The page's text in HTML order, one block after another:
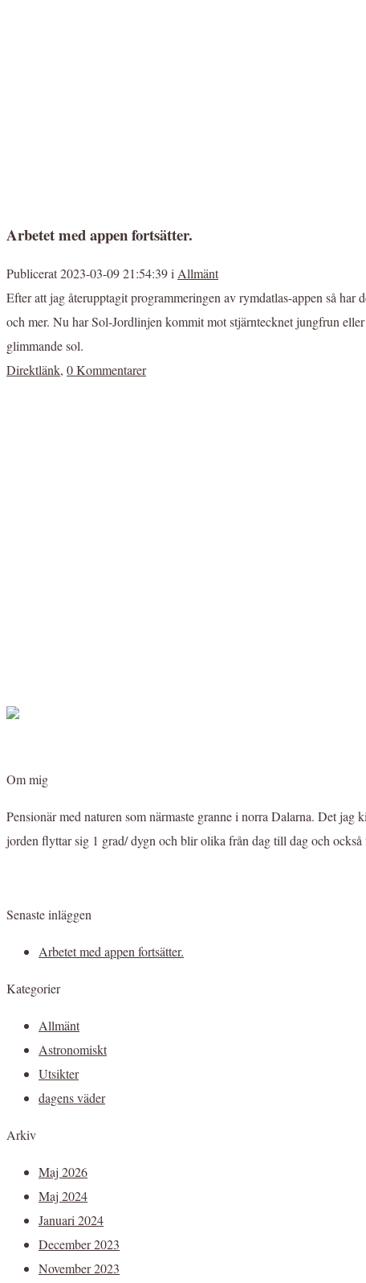
Arbetet med appen fortsätter.
Publicerat 2023-03-09 21:54:39 iAllmänt
Efter att jag återupptagit programmeringen av rymdatlas-appen så
och mer. Nu har Sol-Jordlinjen kommit mot stjärntecknet jungfrun
glimmande sol.
Direktlänk, 0 Kommentarer
Om mig
Pensionär med naturen som närmaste granne i norra Dalarna. Det
jorden flyttar sig 1 grad/ dygn och blir olika från dag till dag och också
Senaste inläggen
Arbetet med appen fortsätter.
Kategorier
Allmänt
Astronomiskt
Utsikter
dagens väder
Arkiv
Maj 2026
Maj 2024
Januari 2024
December 2023
November 2023